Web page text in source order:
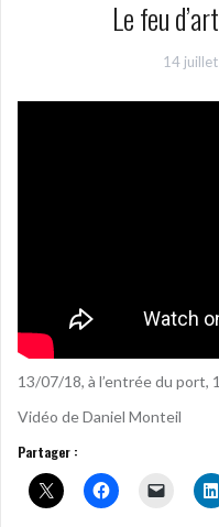
Le feu
14
13/07/18, à l’entrée du port,
Vidéo de Daniel Monteil
Partager :